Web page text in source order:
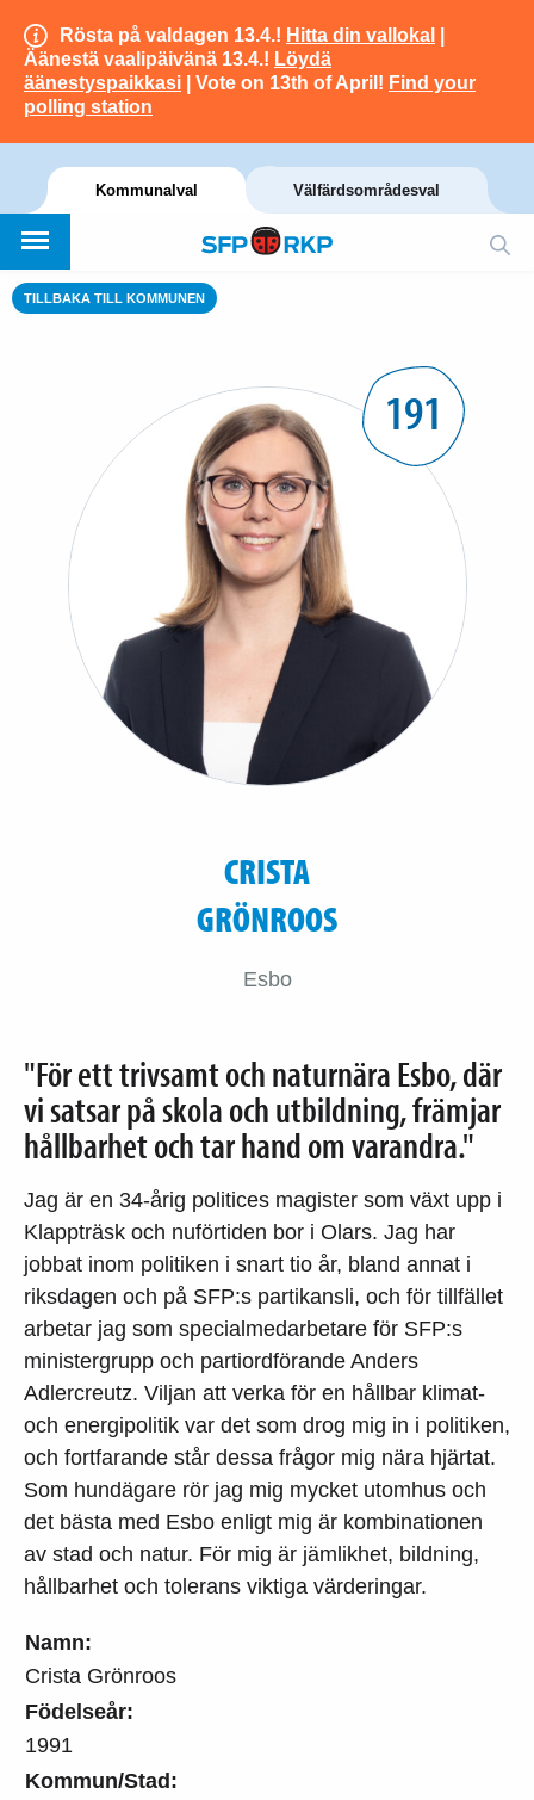
Rösta på valdagen 13.4.! Hitta din vallokal
Äänestä vaalipäivänä 13.4.! Löydä
äänestyspaikkasi | Vote on 13th of April! Find your
polling station
Kommunalval Välfärdsområdesval
TILLBAKA TILL KOMMUNEN
Namn:
Crista Grönroos
Födelseår:
1991
Kommun/Stad:
191
CRISTA
GRÖNROOS
Esbo
"För ett trivsamt och naturnära Esbo, där
vi satsar på skola och utbildning, främjar
hållbarhet och tar hand om varandra."
Jag är en 34-årig politices magister som växt upp i
Klappträsk och nuförtiden bor i Olars. Jag har
jobbat inom politiken i snart tio år, bland annat i
riksdagen och på SFP:s partikansli, och för tillfället
arbetar jag som specialmedarbetare för SFP:s
ministergrupp och partiordförande Anders
Adlercreutz. Viljan att verka för en hållbar klimat-
och energipolitik var det som drog mig in i politiken,
och fortfarande står dessa frågor mig nära hjärtat.
Som hundägare rör jag mig mycket utomhus och
det bästa med Esbo enligt mig är kombinationen
av stad och natur. För mig är jämlikhet, bildning,
hållbarhet och tolerans viktiga värderingar.